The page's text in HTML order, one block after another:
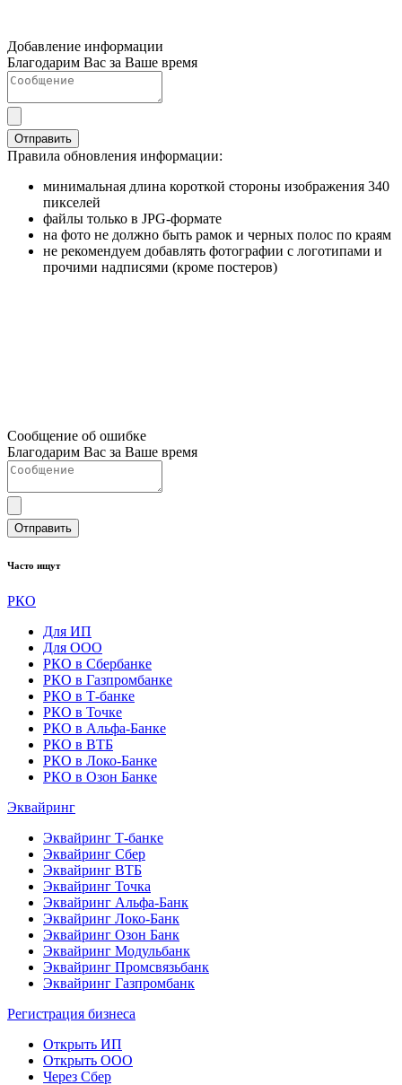
Добавление информации
Благодарим Вас за Ваше время
Отправить
Правила обновления информации:
минимальная длина короткой стороны изображения 340
пикселей
файлы только в JPG-формате
на фото не должно быть рамок и черных полос по краям
не рекомендуем добавлять фотографии с логотипами и
прочими надписями (кроме постеров)
Сообщение об ошибке
Благодарим Вас за Ваше время
Отправить
Часто ищут
РКО
Для ИП
Для ООО
РКО в Сбербанке
РКО в Газпромбанке
РКО в Т-банке
РКО в Точке
РКО в Альфа-Банке
РКО в ВТБ
РКО в Локо-Банке
РКО в Озон Банке
Эквайринг
Эквайринг Т-банке
Эквайринг Сбер
Эквайринг ВТБ
Эквайринг Точка
Эквайринг Альфа-Банк
Эквайринг Локо-Банк
Эквайринг Озон Банк
Эквайринг Модульбанк
Эквайринг Промсвязьбанк
Эквайринг Газпромбанк
Регистрация бизнеса
Открыть ИП
Открыть ООО
Через Сбер